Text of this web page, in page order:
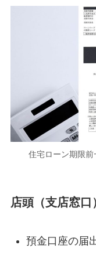
住宅ローン期限前
店頭（支店窓
預金口座の届